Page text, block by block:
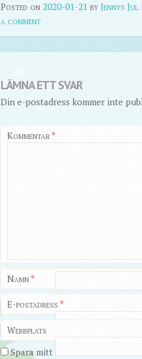
Posted on 2020-01-21 by Jennys Jul
a comment
LÄMNA ETT SVAR
Din e-postadress kommer inte
Kommentar *
Namn *
E-postadress *
Webbplats
Spara mitt